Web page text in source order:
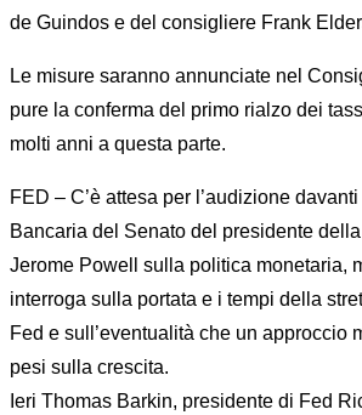
de Guindos e del consigliere Frank
Le misure saranno annunciate nel
pure la conferma del primo rialzo dei
molti anni a questa parte.
FED – C’è attesa per l’audizione
Bancaria del Senato del presidente
Jerome Powell sulla politica monetaria,
interroga sulla portata e i tempi della
Fed e sull’eventualità che un approccio
pesi sulla crescita.
Ieri Thomas Barkin, presidente di Fed